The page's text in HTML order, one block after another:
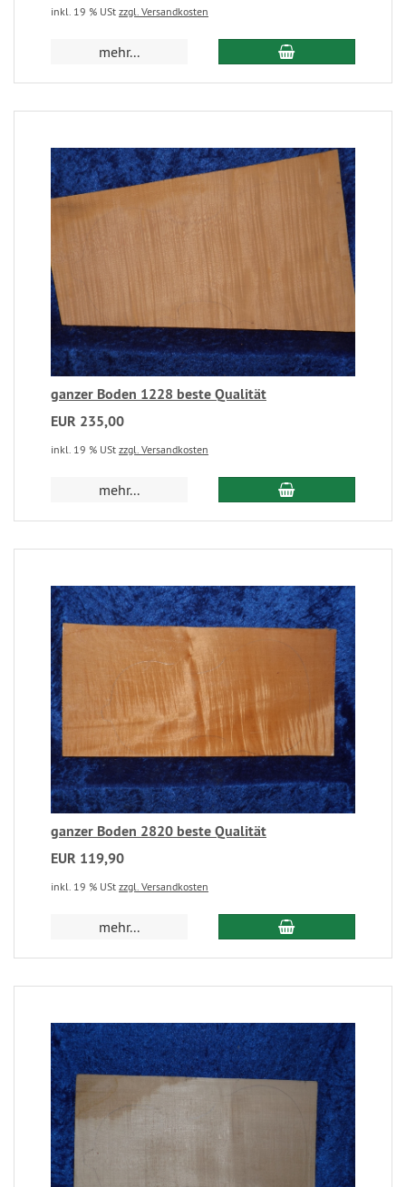
inkl. 19 % USt zzgl. Versandkosten
mehr...
ganzer Boden 1228 beste Qualität
EUR 235,00
inkl. 19 % USt zzgl. Versandkosten
mehr...
ganzer Boden 2820 beste Qualität
EUR 119,90
inkl. 19 % USt zzgl. Versandkosten
mehr...